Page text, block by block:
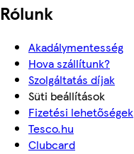
Rólunk
Akadálymentesség
Hova szállítunk?
Szolgáltatás díjak
Süti beállítások
Fizetési lehetőségek
Tesco.hu
Clubcard